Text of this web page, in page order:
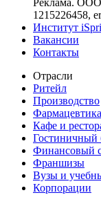
1215226458,
Институт
Вакансии
Контакты
Отрасли
Ритейл
Производство
Фармацевтика
Кафе и
Гостиничный
Финансовый
Франшизы
Вузы и
Корпорации